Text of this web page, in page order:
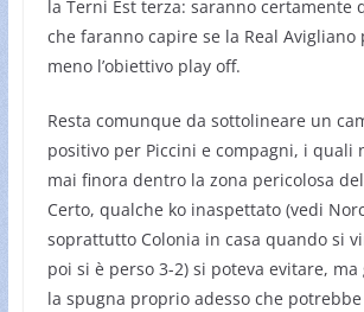
la Terni Est terza: saranno certamente
che faranno capire se la Real Avigliano
meno l’obiettivo play off.
Resta comunque da sottolineare un
positivo per Piccini e compagni, i quali
mai finora dentro la zona pericolosa
Certo, qualche ko inaspettato (vedi
soprattutto Colonia in casa quando si
poi si è perso 3-2) si poteva evitare,
la spugna proprio adesso che